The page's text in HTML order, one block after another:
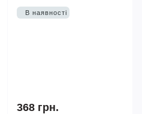
В наявності
368 грн.